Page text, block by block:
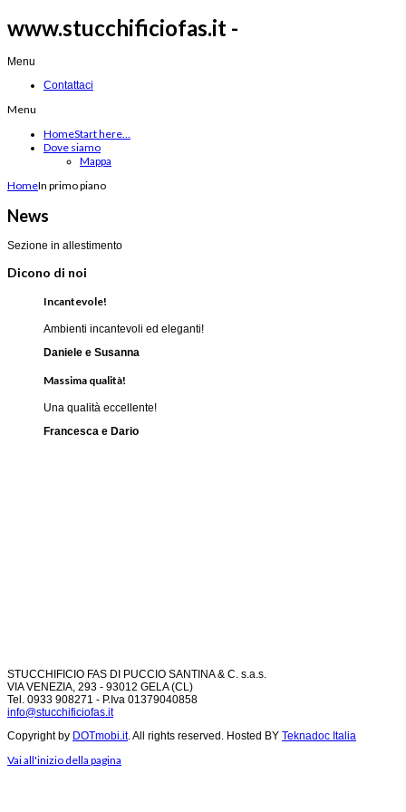
www.stucchificiofas.it -
Menu
Contattaci
Menu
HomeStart here...
Dove siamo
Mappa
HomeIn primo piano
News
Sezione in allestimento
Dicono di noi
Incantevole!
Ambienti incantevoli ed eleganti!
Daniele e Susanna
Massima qualità!
Una qualità eccellente!
Francesca e Dario
STUCCHIFICIO FAS DI PUCCIO SANTINA & C. s.a.s.
VIA VENEZIA, 293 - 93012 GELA (CL)
Tel. 0933 908271 - P.Iva 01379040858
info@stucchificiofas.it
Copyright by DOTmobi.it. All rights reserved. Hosted BY Teknadoc Italia
Vai all'inizio della pagina